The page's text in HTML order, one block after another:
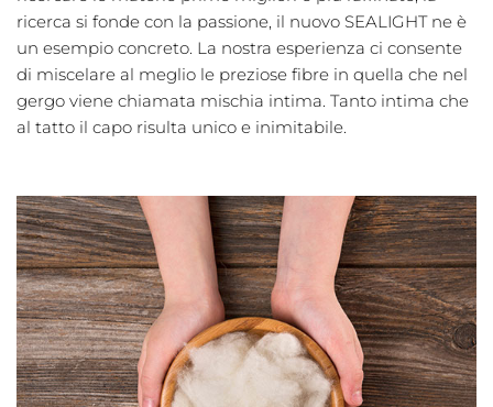
ricerca si fonde con la passione, il nuovo SEALIGHT ne è
un esempio concreto. La nostra esperienza ci consente
di miscelare al meglio le preziose fibre in quella che nel
gergo viene chiamata mischia intima. Tanto intima che
al tatto il capo risulta unico e inimitabile.